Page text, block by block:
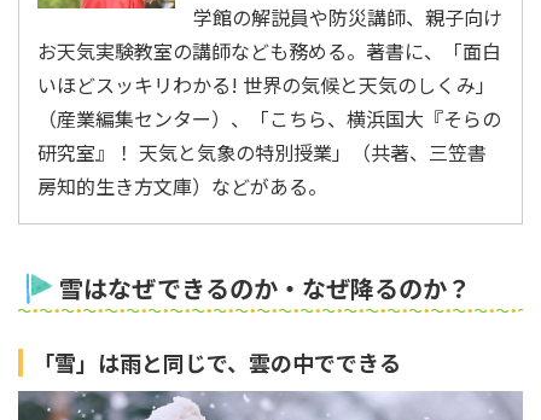
学館の解説員や防災講師、親子向け
お天気実験教室の講師なども務める。著書に、「面白
いほどスッキリわかる! 世界の気候と天気のしくみ」
（産業編集センター）、「こちら、横浜国大『そらの
研究室』！ 天気と気象の特別授業」（共著、三笠書
房知的生き方文庫）などがある。
雪はなぜできるのか・なぜ降るのか？
「雪」は雨と同じで、雲の中でできる